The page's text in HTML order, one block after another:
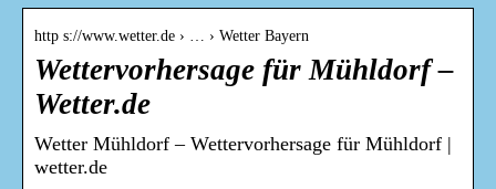
http s://www.wetter.de › … › Wetter Bayern
Wettervorhersage für Mühldorf –
Wetter.de
Wetter Mühldorf – Wettervorhersage für Mühldorf |
wetter.de